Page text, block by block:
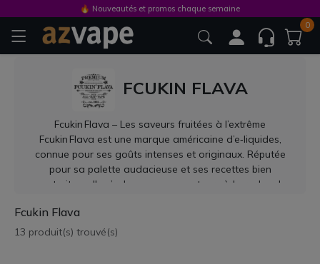
0
FCUKIN FLAVA
Fcukin Flava – Les saveurs fruitées à l’extrême
Fcukin Flava est une marque américaine d’e‑liquides,
connue pour ses goûts intenses et originaux. Réputée
pour sa palette audacieuse et ses recettes bien
construites, elle s’adresse aux vapoteurs à la recherche
Bangin Blue : explosion de myrtille acidulée avec une
Fcukin Flava
13 produit(s) trouvé(s)
🚚 Frais de port offerts à partir de 9.90 €
🔥 Nouveautés et promos chaque semaine